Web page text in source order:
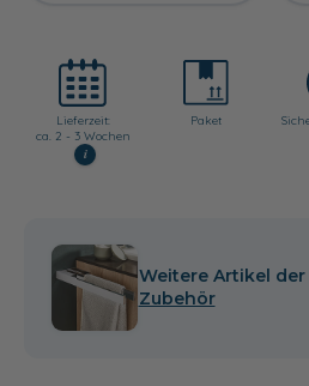
Lieferzeit:
ca. 2 - 3 Wochen
i
Paket
Weitere Artikel der
Zubehör